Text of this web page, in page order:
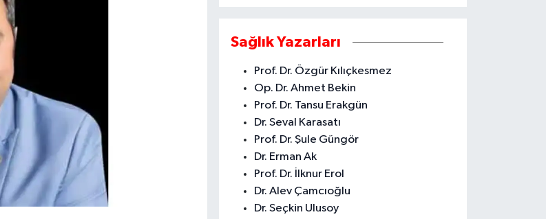
Sağlık Yazarları
Prof. Dr. Özgür Kılıçkesmez
Op. Dr. Ahmet Bekin
Prof. Dr. Tansu Erakgün
Dr. Seval Karasatı
Prof. Dr. Şule Güngör
Dr. Erman Ak
Prof. Dr. İlknur Erol
Dr. Alev Çamcıoğlu
Dr. Seçkin Ulusoy